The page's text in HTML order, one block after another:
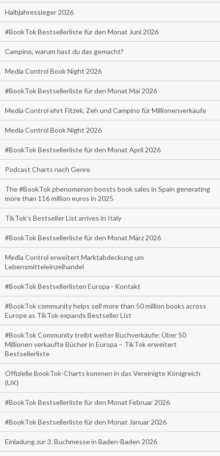
Halbjahressieger 2026
#BookTok Bestsellerliste für den Monat Juni 2026
Campino, warum hast du das gemacht?
Media Control Book Night 2026
#BookTok Bestsellerliste für den Monat Mai 2026
Media Control ehrt Fitzek, Zeh und Campino für Millionenverkäufe
Media Control Book Night 2026
#BookTok Bestsellerliste für den Monat April 2026
Podcast Charts nach Genre
The #BookTok phenomenon boosts book sales in Spain generating
more than 116 million euros in 2025
TikTok’s Bestseller List arrives in Italy
#BookTok Bestsellerliste für den Monat März 2026
Media Control erweitert Marktabdeckung um
Lebensmitteleinzelhandel
#BookTok Bestsellerlisten Europa - Kontakt
#BookTok community helps sell more than 50 million books across
Europe as TikTok expands Bestseller List
#BookTok Community treibt weiter Buchverkäufe: Über 50
Millionen verkaufte Bücher in Europa – TikTok erweitert
Bestsellerliste
Offizielle BookTok-Charts kommen in das Vereinigte Königreich
(UK)
#BookTok Bestsellerliste für den Monat Februar 2026
#BookTok Bestsellerliste für den Monat Januar 2026
Einladung zur 3. Buchmesse in Baden-Baden 2026